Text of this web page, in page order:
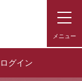
ログイン